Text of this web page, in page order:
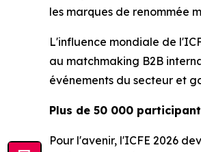
les marques de renommée
L'influence mondiale de
au matchmaking B2B
événements du secteur et
Plus de 50 000
Pour l'avenir, l'ICFE 2026